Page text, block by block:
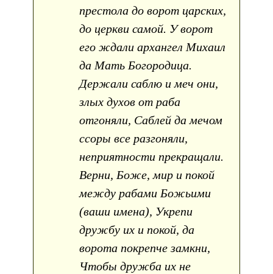
престола до ворот царских,
до церкви самой. У ворот
его ждали архангел Михаил
да Мать Богородица.
Держали саблю и меч они,
злых духов от раба
отгоняли, Саблей да мечом
ссоры все разгоняли,
неприятности прекращали.
Верни, Боже, мир и покой
между рабами Божьими
(ваши имена), Укрепи
дружбу их и покой, да
ворота покрепче замкни,
Чтобы дружба их не